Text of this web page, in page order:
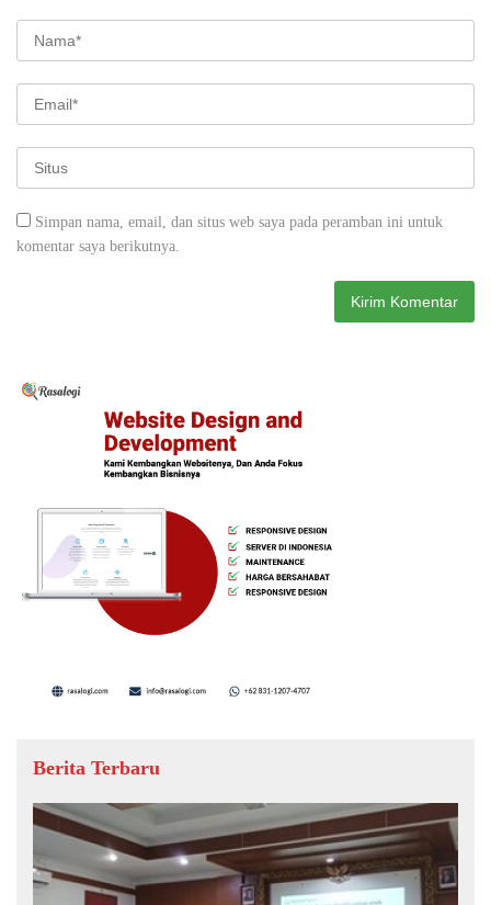
Simpan nama, email, dan situs web saya pada peramban ini untuk
komentar saya berikutnya.
Berita Terbaru